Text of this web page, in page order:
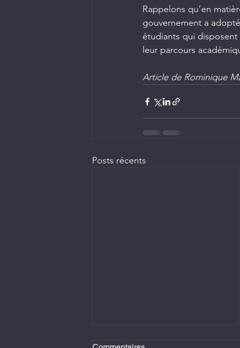
Rappelons qu’en
gouvernement a
étudiants qui
leur parcours
Article de Rominique
Posts récents